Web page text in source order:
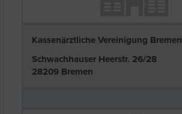
Kassenärztliche Vereinigung Bremen
Schwachhauser Heerstr. 26/28
28209 Bremen